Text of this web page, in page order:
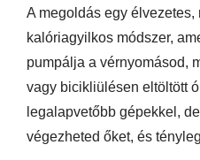
A megoldás egy élvezetes,
kalóriagyilkos módszer,
pumpálja a vérnyomásod,
vagy bicikliülésen eltöltött
legalapvetőbb gépekkel,
végezheted őket, és